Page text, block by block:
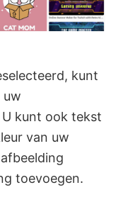
kunt
uw
kunt ook tekst
van uw
toevoegen.